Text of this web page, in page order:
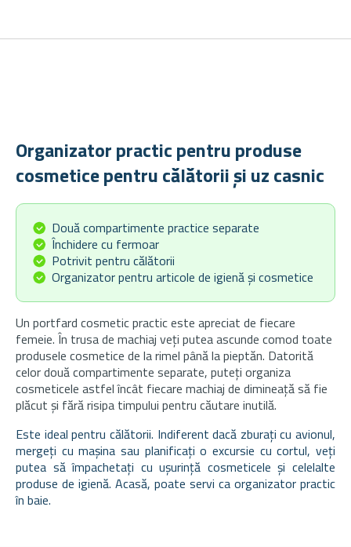
Organizator practic pentru produse
cosmetice pentru călătorii și uz casnic
Două compartimente practice separate
Închidere cu fermoar
Potrivit pentru călătorii
Organizator pentru articole de igienă și cosmetice
Un portfard cosmetic practic este apreciat de fiecare
femeie. În trusa de machiaj veți putea ascunde comod toate
produsele cosmetice de la rimel până la pieptăn. Datorită
celor două compartimente separate, puteți organiza
cosmeticele astfel încât fiecare machiaj de dimineață să fie
plăcut și fără risipa timpului pentru căutare inutilă.
Este ideal pentru călătorii. Indiferent dacă zburați cu avionul,
mergeți cu mașina sau planificați o excursie cu cortul, veți
putea să împachetați cu ușurință cosmeticele și celelalte
produse de igienă. Acasă, poate servi ca organizator practic
în baie.